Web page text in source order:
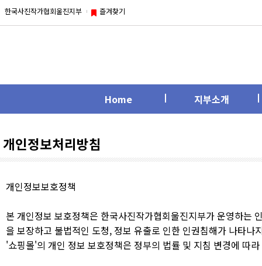
한국사진작가협회울진지부 즐겨찾기
Home 지부소개
개인정보처리방침
개인정보보호정책
본 개인정보 보호정책은 한국사진작가협회울진지부가 운영하는
을 보장하고 불법적인 도청, 정보 유출로 인한 인권침해가 나타
'쇼핑몰'의 개인 정보 보호정책은 정부의 법률 및 지침 변경에 따